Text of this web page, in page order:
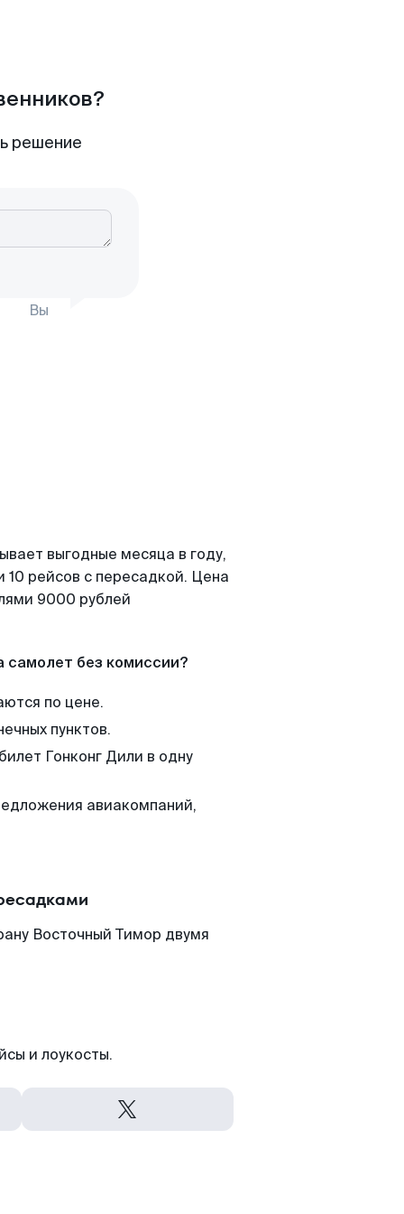
решение
Вы
выгодные месяца в году,
рейсов с пересадкой. Цена
9000 рублей
самолет без комиссии?
по цене.
пунктов.
Гонконг Дили в одну
авиакомпаний,
Восточный Тимор двумя
и лоукосты.